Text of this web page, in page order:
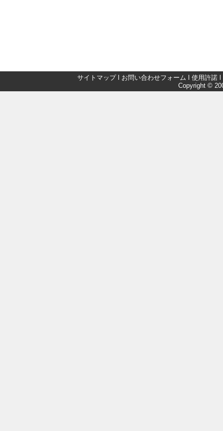
サイトマップl お問い合わせフォーム 使用許諾
Copyright ©